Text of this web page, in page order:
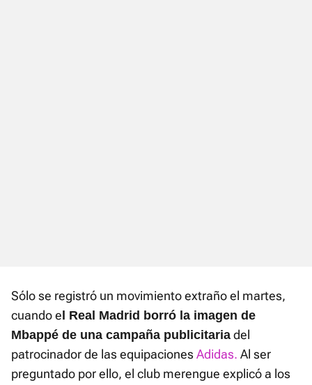
Sólo se registró un movimiento extraño el martes,
cuando e l Real Madrid borró la imagen de
Mbappé de una campaña publicitaria del
patrocinador de las equipacionesAdidas. Al ser
preguntado por ello, el club merengue explicó a los